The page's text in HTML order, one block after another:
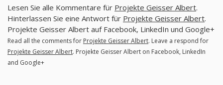
Lesen Sie alle Kommentare für Projekte Geisser Albert.
Hinterlassen Sie eine Antwort für Projekte Geisser Albert.
Projekte Geisser Albert auf Facebook, LinkedIn und Google+
Read all the comments for Projekte Geisser Albert. Leave a respond for
Projekte Geisser Albert. Projekte Geisser Albert on Facebook, LinkedIn
and Google+